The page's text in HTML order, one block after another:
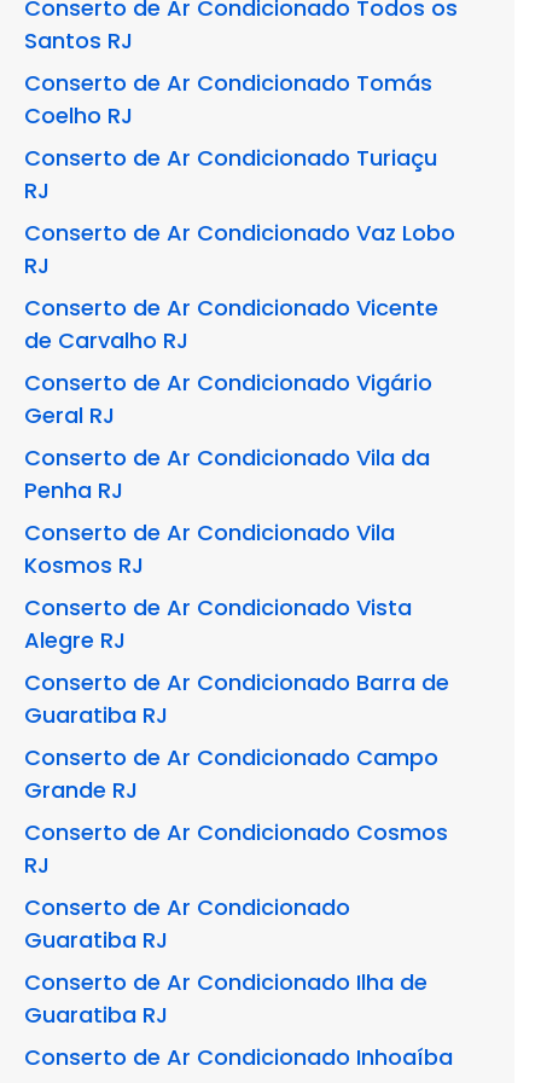
Conserto de Ar Condicionado Todos os
Santos RJ
Conserto de Ar Condicionado Tomás
Coelho RJ
Conserto de Ar Condicionado Turiaçu
RJ
Conserto de Ar Condicionado Vaz Lobo
RJ
Conserto de Ar Condicionado Vicente
de Carvalho RJ
Conserto de Ar Condicionado Vigário
Geral RJ
Conserto de Ar Condicionado Vila da
Penha RJ
Conserto de Ar Condicionado Vila
Kosmos RJ
Conserto de Ar Condicionado Vista
Alegre RJ
Conserto de Ar Condicionado Barra de
Guaratiba RJ
Conserto de Ar Condicionado Campo
Grande RJ
Conserto de Ar Condicionado Cosmos
RJ
Conserto de Ar Condicionado
Guaratiba RJ
Conserto de Ar Condicionado Ilha de
Guaratiba RJ
Conserto de Ar Condicionado Inhoaíba